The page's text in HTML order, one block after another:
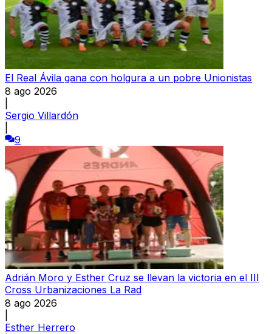
El Real Ávila gana con holgura a un pobre Unionistas
8 ago 2026
Sergio Villardón
9
Adrián Moro y Esther Cruz se llevan la victoria en el III
Cross Urbanizaciones La Rad
8 ago 2026
Esther Herrero